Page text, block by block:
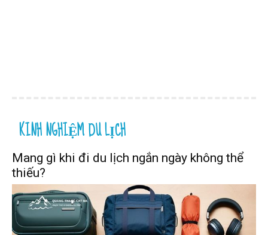
KINH NGHIỆM DU LỊCH
Mang gì khi đi du lịch ngắn ngày không thể
thiếu?